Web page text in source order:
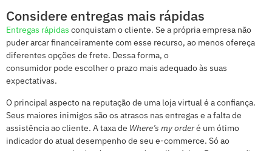
Considere entregas mais rápidas
Entregas rápidas conquistam o cliente. Se a própria empresa não
puder arcar financeiramente com esse recurso, ao menos ofereça
diferentes opções de frete. Dessa forma, o
consumidor pode escolher o prazo mais adequado às suas
expectativas.
O principal aspecto na reputação de uma loja virtual é a confiança.
Seus maiores inimigos são os atrasos nas entregas e a falta de
assistência ao cliente. A taxa de Where’s my orderé um ótimo
indicador do atual desempenho de seu e-commerce. Só ao